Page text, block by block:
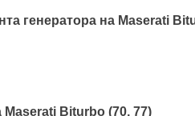
генератора на Maserati
Biturbo (70, 77)